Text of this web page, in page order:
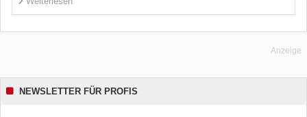
Anzeige
NEWSLETTER FÜR PROFIS